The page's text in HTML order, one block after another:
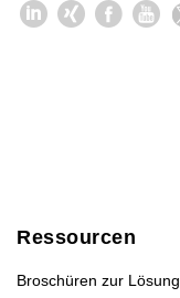
Ressourcen
Broschüren zur Lösung